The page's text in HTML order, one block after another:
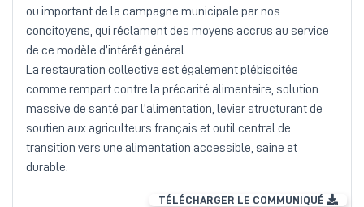
ou important de la campagne municipale par nos
concitoyens, qui réclament des moyens accrus au service
de ce modèle d’intérêt général.
La restauration collective est également plébiscitée
comme rempart contre la précarité alimentaire, solution
massive de santé par l’alimentation, levier structurant de
soutien aux agriculteurs français et outil central de
transition vers une alimentation accessible, saine et
durable.
TÉLÉCHARGER LE COMMUNIQUÉ